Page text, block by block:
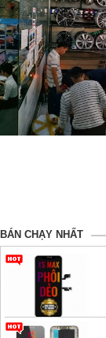
BÁN CHẠY NHẤT